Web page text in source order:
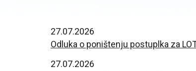
27.07.2026
Odluka o poništenju postuplka za
27.07.2026